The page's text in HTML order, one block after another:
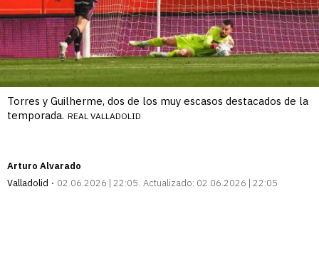
Torres y Guilherme, dos de los muy escasos destacados de la
temporada. REAL VALLADOLID
Arturo Alvarado
Valladolid
02.06.2026 | 22:05 Actualizado: 02.06.2026 | 22:05